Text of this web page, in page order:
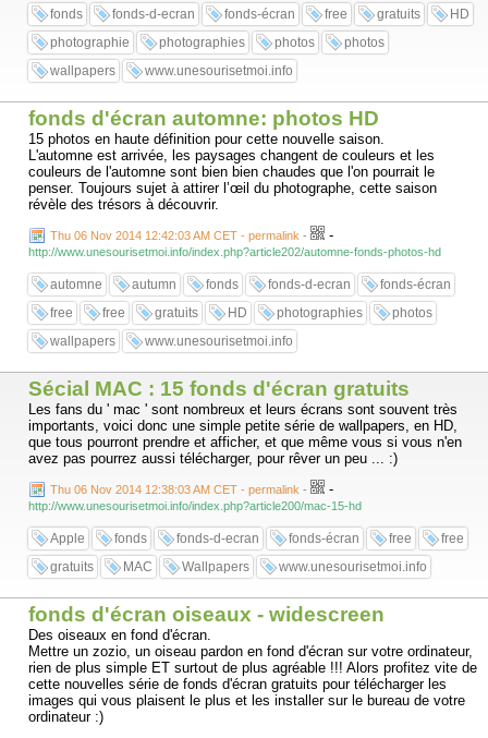
fonds fonds-d-ecran fonds-écran free gratuits
HD
photographie
photographies photos
photos
wallpapers
www.unesourisetmoi.info
fonds d'écran automne: photos HD
15 photos en haute définition pour cette nouvelle saison.
L'automne est arrivée, les paysages changent de couleurs et les
couleurs de l'automne sont bien bien chaudes que l'on pourrait le
penser. Toujours sujet à attirer l’œil du photographe, cette saison
révèle des trésors à découvrir.
Thu 06 Nov 2014 12:42:03 AM CET - permalink - -
http://www.unesourisetmoi.info/index.php?article202/automne-fonds-photos-hd
automne autumn fonds fonds-d-ecran
fonds-écran
free
free gratuits HD photographies
photos
wallpapers
www.unesourisetmoi.info
Sécial MAC : 15 fonds d'écran gratuits
Les fans du ' mac ' sont nombreux et leurs écrans sont souvent très
importants, voici donc une simple petite série de wallpapers, en HD,
que tous pourront prendre et afficher, et que même vous si vous n'en
avez pas pourrez aussi télécharger, pour rêver un peu ... :)
Thu 06 Nov 2014 12:38:03 AM CET - permalink - -
http://www.unesourisetmoi.info/index.php?article200/mac-15-hd
Apple fonds fonds-d-ecran fonds-écran free
free
gratuits
MAC Wallpapers www.unesourisetmoi.info
fonds d'écran oiseaux - widescreen
Des oiseaux en fond d'écran.
Mettre un zozio, un oiseau pardon en fond d'écran sur votre ordinateur,
rien de plus simple ET surtout de plus agréable !!! Alors profitez vite de
cette nouvelles série de fonds d'écran gratuits pour télécharger les
images qui vous plaisent le plus et les installer sur le bureau de votre
ordinateur :)